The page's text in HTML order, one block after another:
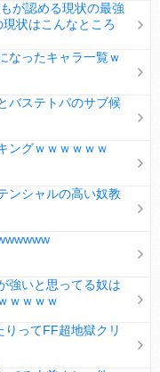
が認める現状の最強
状はこんなところ
なったキャラ一覧ｗ
バステトパのサブ候
ングｗｗｗｗｗｗ
ンシャルの高い奴教
強いと思ってる奴は
ｗｗｗｗ
りってFF超地獄クリ